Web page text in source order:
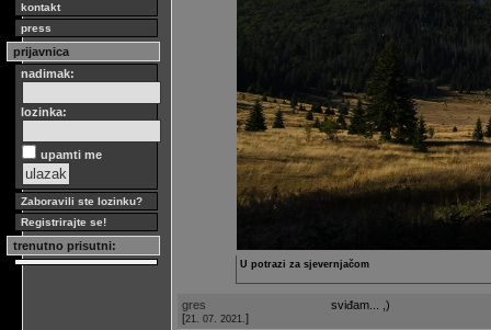
kontakt
press
prijavnica
nadimak:
lozinka:
upamti me
Zaboravili ste lozinku?
Registrirajte se!
trenutno prisutni:
U potrazi za sjevernjačom
gres
[21. 07. 2021. ]
sviđam... ,)